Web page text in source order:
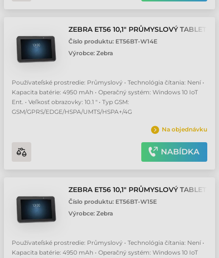
ZEBRA ET56 10,1" PRŮMYSLOVÝ TABLET
Číslo produktu: ET56BT-W14E
Výrobce: Zebra
Používateľské prostredie: Průmyslový • Technológia čítania: Není •
Kapacita batérie: 4950 mAh • Operačný systém: Windows 10 IoT
Ent. • Veľkosť obrazovky: 10.1 " • Typ GSM:
GSM/GPRS/EDGE/HSPA/UMTS/HSPA+/4G
Na objednávku
NABÍDKA
ZEBRA ET56 10,1" PRŮMYSLOVÝ TABLET
Číslo produktu: ET56BT-W15E
Výrobce: Zebra
Používateľské prostredie: Průmyslový • Technológia čítania: Není •
Kapacita batérie: 4950 mAh • Operačný systém: Windows 10 IoT